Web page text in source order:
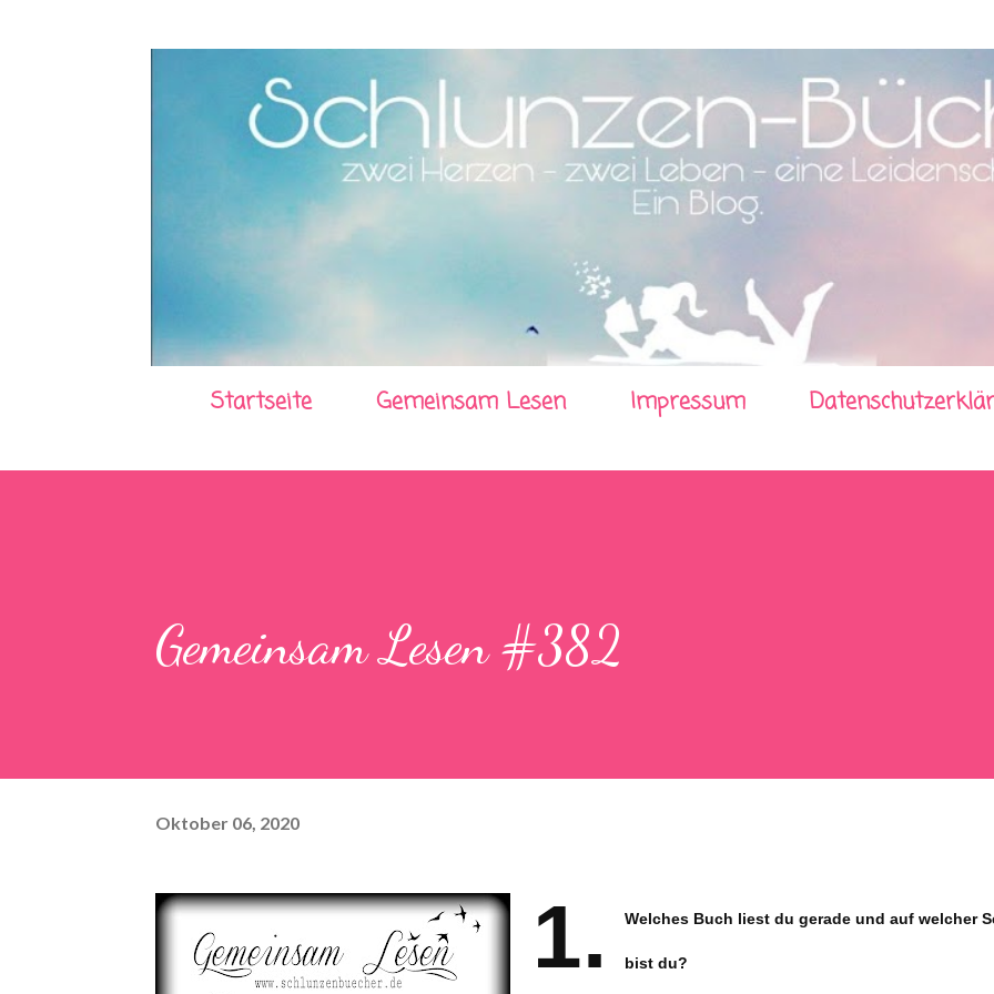
Startseite Gemeinsam Lesen Impressum
Gemeinsam Lesen #382
Oktober 06, 2020
1. Welches Buch liest du gerade und auf welcher
bist du?